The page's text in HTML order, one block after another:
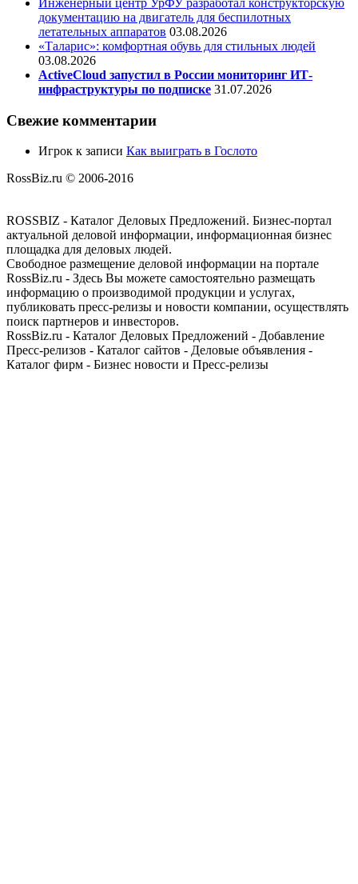
Инженерный центр УрФУ разработал конструкторскую
документацию на двигатель для беспилотных
летательных аппаратов 03.08.2026
«Таларис»: комфортная обувь для стильных людей
03.08.2026
ActiveCloud запустил в России мониторинг ИТ-
инфраструктуры по подписке 31.07.2026
Свежие комментарии
Игрок к записи Как выиграть в Гослото
RossBiz.ru © 2006-2016
ROSSBIZ - Каталог Деловых Предложений. Бизнес-портал
актуальной деловой информации, информационная бизнес
площадка для деловых людей.
Свободное размещение деловой информации на портале
RossBiz.ru - Здесь Вы можете самостоятельно размещать
информацию о производимой продукции и услугах,
публиковать пресс-релизы и новости компании, осуществлять
поиск партнеров и инвесторов.
RossBiz.ru - Каталог Деловых Предложений - Добавление
Пресс-релизов - Каталог сайтов - Деловые объявления -
Каталог фирм - Бизнес новости и Пресс-релизы